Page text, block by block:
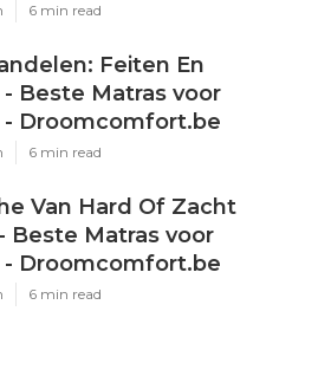
6 min read
Feiten En
Beste Matras voor
- Droomcomfort.be
6 min read
Van Hard Of Zacht
Beste Matras voor
- Droomcomfort.be
6 min read